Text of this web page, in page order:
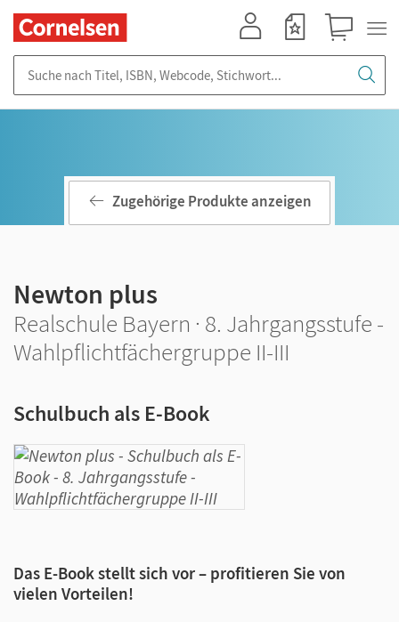
Zugehörige Produkte anzeigen
Newton plus
Realschule Bayern · 8. Jahrgangsstufe -
Wahlpflichtfächergruppe II-III
Schulbuch als E-Book
Das E-Book stellt sich vor – profitieren Sie von
vielen Vorteilen!